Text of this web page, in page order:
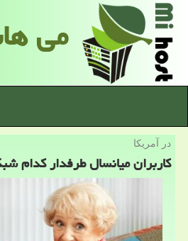
می
در آمریكا
كاربران میانسال طرفدار كدام